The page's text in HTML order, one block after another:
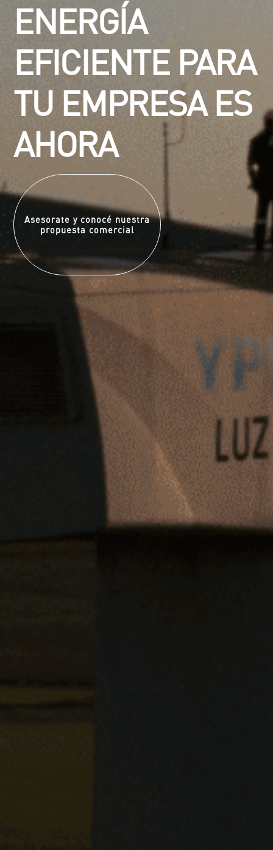
ENERGÍA
EFICIENTE PARA
TU EMPRESA ES
AHORA
Asesorate y conocé nuestra
propuesta comercial